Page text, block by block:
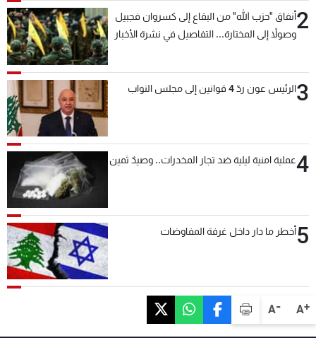
A+
A-
2أنفاق "حزب الله" من البقاع إلى كسروان فجبيل
وصولاً إلى المختارة... التفاصيل في نشرة الأخبار
3الرئيس عون ردّ 4 قوانين إلى مجلس النواب
4عملية امنية ليلية ضد تجار المخدرات.. وصيدٌ ثمين
5أخطر ما دار داخل غرفة المفاوضات